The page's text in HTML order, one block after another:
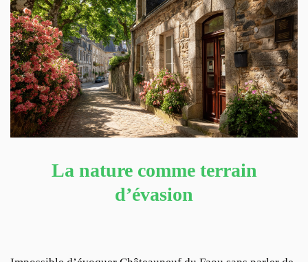
La nature comme terrain
d’évasion